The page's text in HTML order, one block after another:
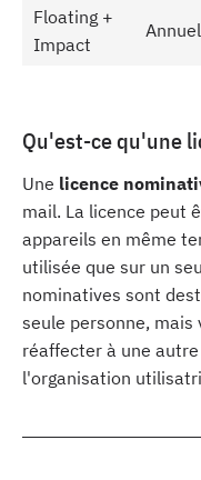
Floating +
Impact
Annuel
Qu'est-ce qu'une
Une licence
mail. La licence peut
appareils en même
utilisée que sur un
nominatives sont
seule personne, mais
réaffecter à une
l'organisation